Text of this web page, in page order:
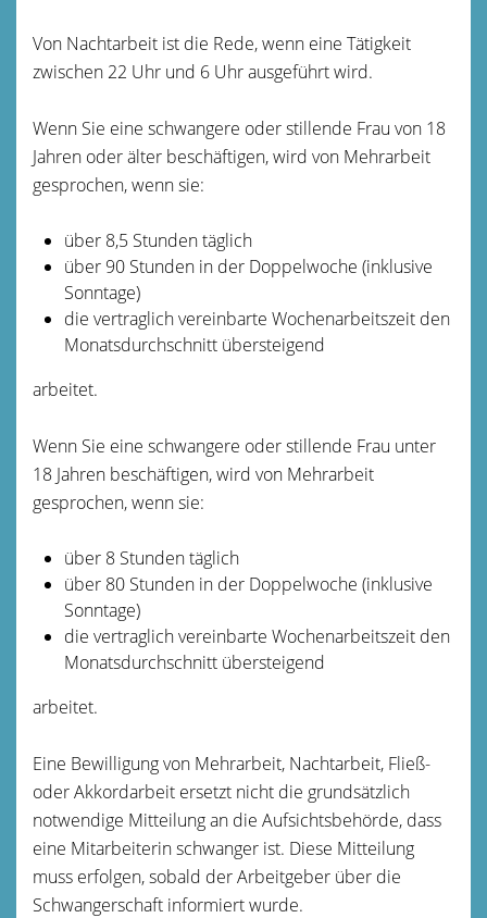
Von Nachtarbeit ist die Rede, wenn eine Tätigkeit
zwischen 22 Uhr und 6 Uhr ausgeführt wird.
Wenn Sie eine schwangere oder stillende Frau von 18
Jahren oder älter beschäftigen, wird von Mehrarbeit
gesprochen, wenn sie:
über 8,5 Stunden täglich
über 90 Stunden in der Doppelwoche (inklusive
Sonntage)
die vertraglich vereinbarte Wochenarbeitszeit den
Monatsdurchschnitt übersteigend
arbeitet.
Wenn Sie eine schwangere oder stillende Frau unter
18 Jahren beschäftigen, wird von Mehrarbeit
gesprochen, wenn sie:
über 8 Stunden täglich
über 80 Stunden in der Doppelwoche (inklusive
Sonntage)
die vertraglich vereinbarte Wochenarbeitszeit den
Monatsdurchschnitt übersteigend
arbeitet.
Eine Bewilligung von Mehrarbeit, Nachtarbeit, Fließ-
oder Akkordarbeit ersetzt nicht die grundsätzlich
notwendige Mitteilung an die Aufsichtsbehörde, dass
eine Mitarbeiterin schwanger ist. Diese Mitteilung
muss erfolgen, sobald der Arbeitgeber über die
Schwangerschaft informiert wurde.